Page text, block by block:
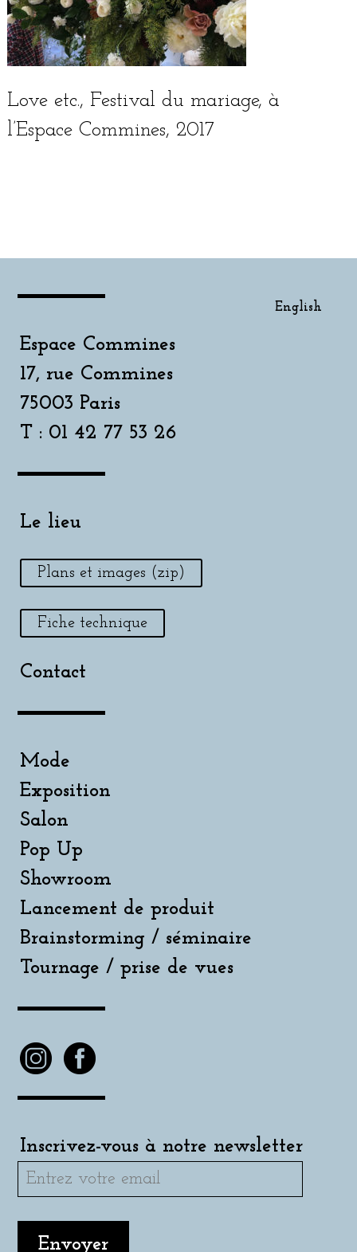
Love etc., Festival du mariage, à
l’Espace Commines, 2017
Espace Commines
17, rue Commines
75003 Paris
T : 01 42 77 53 26
Le lieu
Plans et images (zip)
Fiche technique
Contact
Mode
Exposition
Salon
Pop Up
Showroom
Lancement de produit
Brainstorming / séminaire
Tournage / prise de vues
Inscrivez-vous à notre newsletter
English